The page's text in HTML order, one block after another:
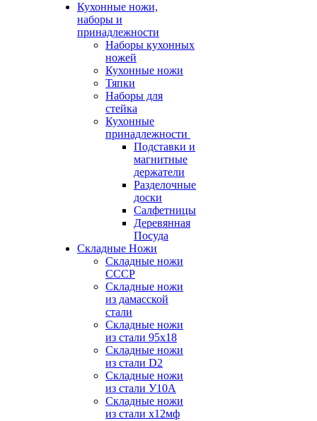
Кухонные ножи,
наборы и
принадлежности
Наборы кухонных
ножей
Кухонные ножи
Тяпки
Наборы для
стейка
Кухонные
принадлежности
Подставки и
магнитные
держатели
Разделочные
доски
Салфетницы
Деревянная
Посуда
Складные Ножи
Cкладные ножи
СССР
Складные ножи
из дамасской
стали
Складные ножи
из стали 95х18
Складные ножи
из стали D2
Складные ножи
из стали У10А
Складные ножи
из стали х12мф